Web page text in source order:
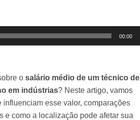
00:00
o salário médio de um técnico de
em indústrias? Neste artigo, vamos
influenciam esse valor, comparações
e como a localização pode afetar sua